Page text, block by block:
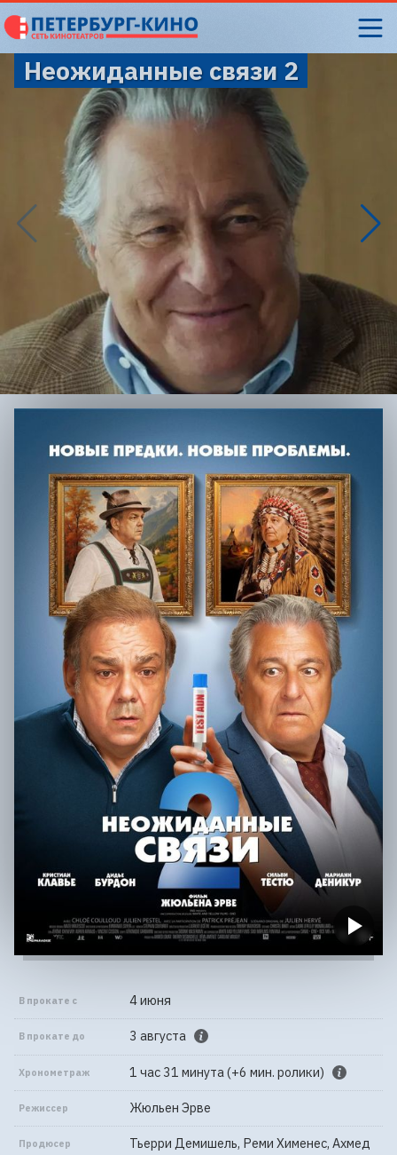
Неожиданные связи 2
В прокате с 4 июня
В прокате до 3 августа
Хронометраж 1 час 31 минута (+6 мин. ролики)
Режиссер Жюльен Эрве
Продюсер
Тьерри Демишель, Реми Хименес, Ахмед